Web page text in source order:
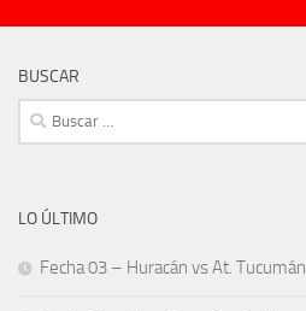
BUSCAR
Buscar:
LO ÚLTIMO
Fecha 03 – Huracán vs At. Tucumán